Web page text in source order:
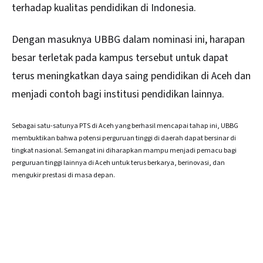
terhadap kualitas pendidikan di Indonesia.
Dengan masuknya UBBG dalam nominasi ini, harapan
besar terletak pada kampus tersebut untuk dapat
terus meningkatkan daya saing pendidikan di Aceh dan
menjadi contoh bagi institusi pendidikan lainnya.
Sebagai satu-satunya PTS di Aceh yang berhasil mencapai tahap ini, UBBG
membuktikan bahwa potensi perguruan tinggi di daerah dapat bersinar di
tingkat nasional. Semangat ini diharapkan mampu menjadi pemacu bagi
perguruan tinggi lainnya di Aceh untuk terus berkarya, berinovasi, dan
mengukir prestasi di masa depan.